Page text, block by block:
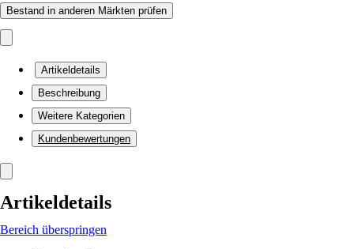
Bestand in anderen Märkten prüfen
Artikeldetails
Beschreibung
Weitere Kategorien
Kundenbewertungen
Artikeldetails
Bereich überspringen